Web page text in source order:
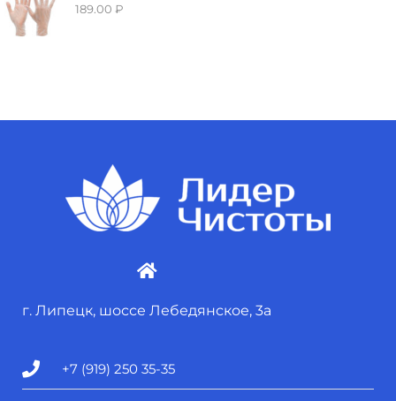
189.00 ₽
г. Липецк, шоссе Лебедянское, 3а
+7 (919) 250 35-35